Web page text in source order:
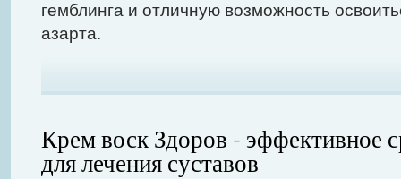
гемблинга и отличную возможность
азарта.
Крем воск Здоров - эффективное
для лечения суставов